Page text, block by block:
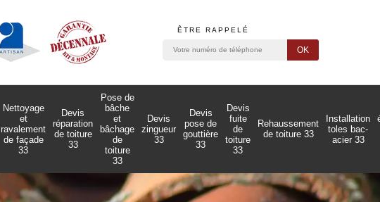
ÊTRE RAPPELÉ
Nettoyage
et
ravalement
de façade
33
Devis
réparation
de toiture
33
Pose de
bâche
et
bâchage
de
toiture
33
Devis
zingueur
33
Devis
pose de
gouttière
33
Devis
fuite
de
toiture
33
Rehaussement
de toiture 33
Installation
toles bac-
acier 33